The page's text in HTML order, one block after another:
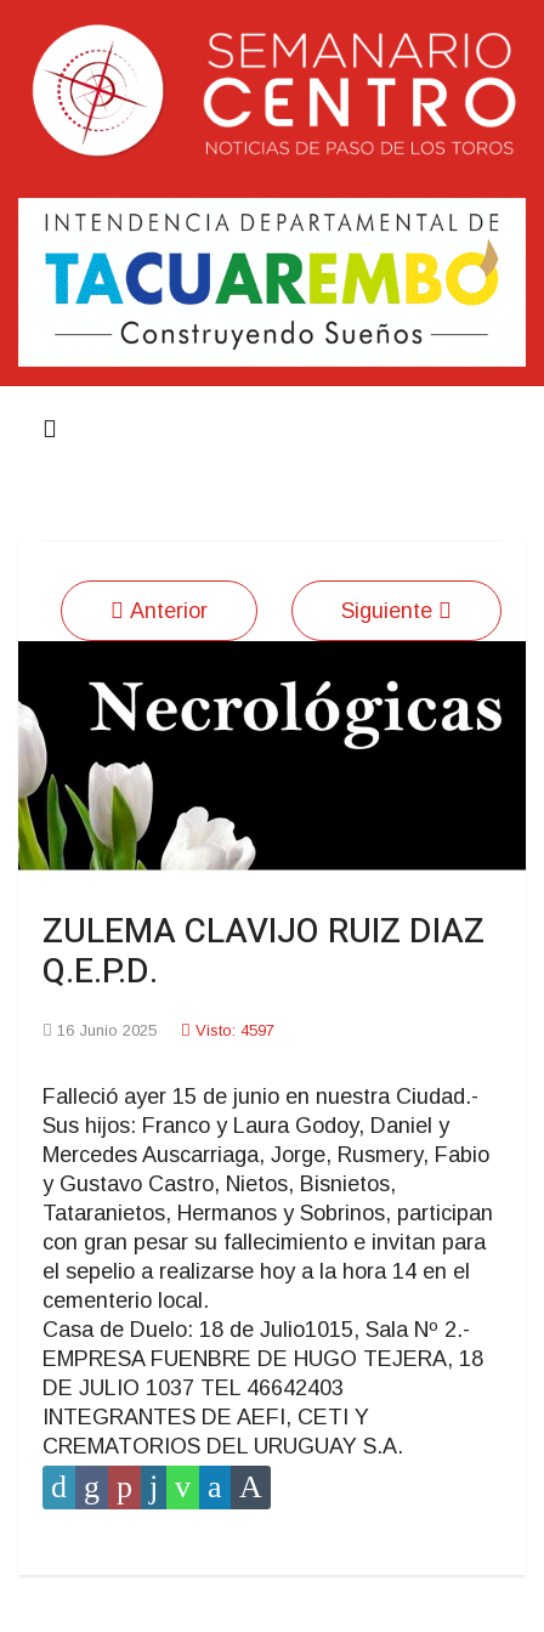
Anterior Siguiente
ZULEMA CLAVIJO RUIZ DIAZ
Q.E.P.D.
16 Junio 2025 Visto: 4597
Falleció ayer 15 de junio en nuestra Ciudad.-
Sus hijos: Franco y Laura Godoy, Daniel y
Mercedes Auscarriaga, Jorge, Rusmery, Fabio
y Gustavo Castro, Nietos, Bisnietos,
Tataranietos, Hermanos y Sobrinos, participan
con gran pesar su fallecimiento e invitan para
el sepelio a realizarse hoy a la hora 14 en el
cementerio local.
Casa de Duelo: 18 de Julio1015, Sala Nº 2.-
EMPRESA FUENBRE DE HUGO TEJERA, 18
DE JULIO 1037 TEL 46642403
INTEGRANTES DE AEFI, CETI Y
CREMATORIOS DEL URUGUAY S.A.